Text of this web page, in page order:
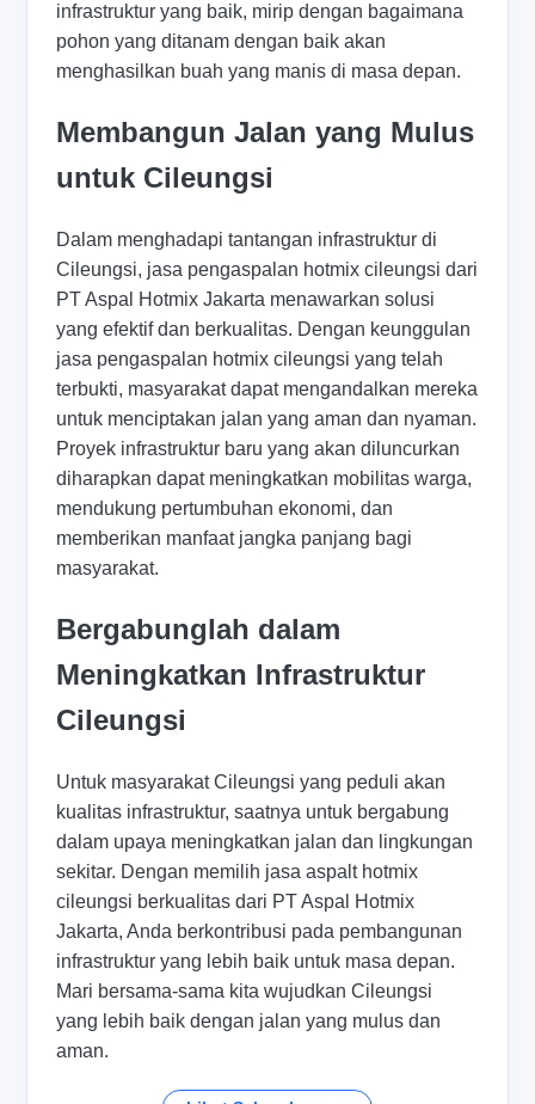
infrastruktur yang baik, mirip dengan bagaimana
pohon yang ditanam dengan baik akan
menghasilkan buah yang manis di masa depan.
Membangun Jalan yang Mulus
untuk Cileungsi
Dalam menghadapi tantangan infrastruktur di
Cileungsi, jasa pengaspalan hotmix cileungsi dari
PT Aspal Hotmix Jakarta menawarkan solusi
yang efektif dan berkualitas. Dengan keunggulan
jasa pengaspalan hotmix cileungsi yang telah
terbukti, masyarakat dapat mengandalkan mereka
untuk menciptakan jalan yang aman dan nyaman.
Proyek infrastruktur baru yang akan diluncurkan
diharapkan dapat meningkatkan mobilitas warga,
mendukung pertumbuhan ekonomi, dan
memberikan manfaat jangka panjang bagi
masyarakat.
Bergabunglah dalam
Meningkatkan Infrastruktur
Cileungsi
Untuk masyarakat Cileungsi yang peduli akan
kualitas infrastruktur, saatnya untuk bergabung
dalam upaya meningkatkan jalan dan lingkungan
sekitar. Dengan memilih jasa aspalt hotmix
cileungsi berkualitas dari PT Aspal Hotmix
Jakarta, Anda berkontribusi pada pembangunan
infrastruktur yang lebih baik untuk masa depan.
Mari bersama-sama kita wujudkan Cileungsi
yang lebih baik dengan jalan yang mulus dan
aman.